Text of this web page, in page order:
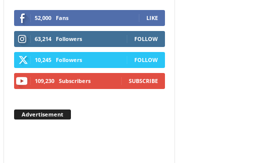
52,000 Fans LIKE
63,214 Followers FOLLOW
10,245 Followers FOLLOW
109,230 Subscribers SUBSCRIBE
Advertisement